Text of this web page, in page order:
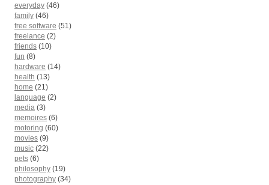
everyday (46)
family (46)
free software (51)
freelance (2)
friends (10)
fun (8)
hardware (14)
health (13)
home (21)
language (2)
media (3)
memoires (6)
motoring (60)
movies (9)
music (22)
pets (6)
philosophy (19)
photography (34)